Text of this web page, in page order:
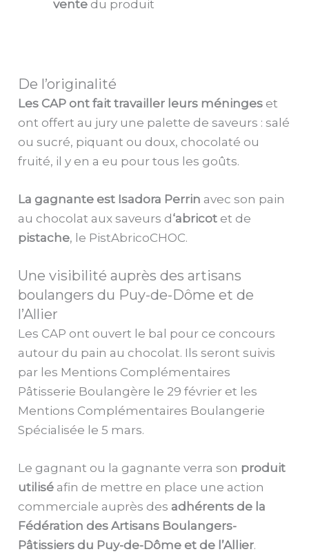
vente du produit
De l’originalité
Les CAP ont fait travailler leurs méninges et
ont offert au jury une palette de saveurs : salé
ou sucré, piquant ou doux, chocolaté ou
fruité, il y en a eu pour tous les goûts.
La gagnante est Isadora Perrin avec son pain
au chocolat aux saveurs d‘abricot et de
pistache, le PistAbricoCHOC.
Une visibilité auprès des artisans
boulangers du Puy-de-Dôme et de
l’Allier
Les CAP ont ouvert le bal pour ce concours
autour du pain au chocolat. Ils seront suivis
par les Mentions Complémentaires
Pâtisserie Boulangère le 29 février et les
Mentions Complémentaires Boulangerie
Spécialisée le 5 mars.
Le gagnant ou la gagnante verra son produit
utilisé afin de mettre en place une action
commerciale auprès des adhérents de la
Fédération des Artisans Boulangers-
Pâtissiers du Puy-de-Dôme et de l’Allier.